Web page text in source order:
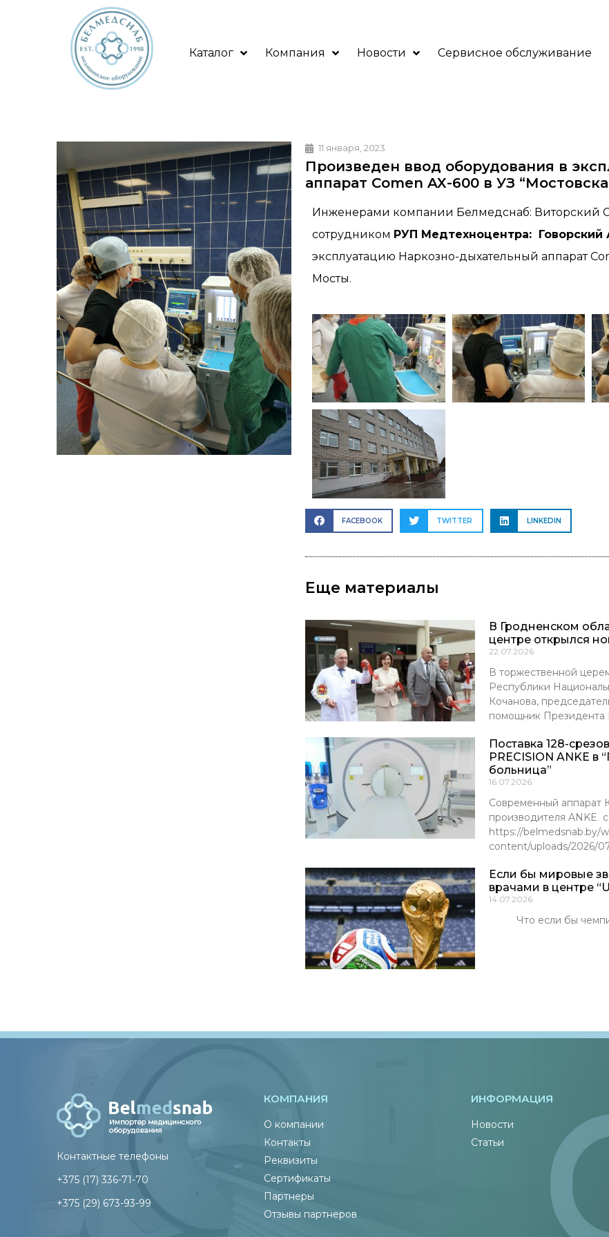
Каталог Компания Новости Сервисное обслуживание
11 января, 2023
Произведен ввод оборудования в
аппарат Comen AX-600 в УЗ
Инженерами компании Белмедснаб: Виторский
сотрудником РУП Медтехноцентра: Говорский
эксплуатацию Наркозно-дыхательный аппарат
Мосты.
FACEBOOK TWITTER LINKEDIN
Еще материалы
В Гродненском
центре открылся
22.07.2026
В торжественной
Республики
Кочанова,
помощник Президента
Поставка 128-
PRECISION ANKE в
больница”
16.07.2026
Современный аппарат
производителя ANKE
https://belmedsnab.by/
content/uploads/2026/
Если бы мировые
врачами в центре
14.07.2026
Что если бы
Контактные телефоны
+375 (17) 336-71-70
+375 (29) 673-93-99
КОМПАНИЯ
О компании
Контакты
Реквизиты
Сертификаты
Партнеры
Отзывы партнеров
ИНФОРМАЦИЯ
Новости
Статьи